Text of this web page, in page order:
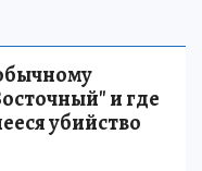
и где
убийство